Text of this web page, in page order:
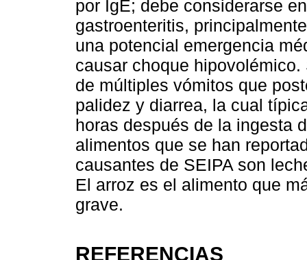
por IgE; debe considerarse
gastroenteritis,
una potencial emergencia
causar choque
de múltiples vómitos que
palidez y diarrea, la cual
horas después de la ingesta
alimentos que se han
causantes de SEIPA son
El arroz es el alimento que
grave.
REFERENCIAS